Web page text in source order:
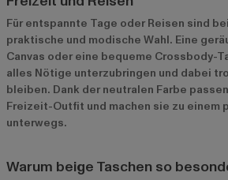
Für entspannte Tage oder Reisen sind
praktische und modische Wahl. Eine
Canvas oder eine bequeme Crossbody-
alles Nötige unterzubringen und dabei
bleiben. Dank der neutralen Farbe
Freizeit-Outfit und machen sie zu
unterwegs.
Warum beige Taschen so